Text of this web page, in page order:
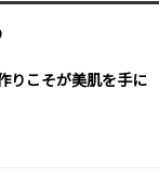
りこそが美肌を手に